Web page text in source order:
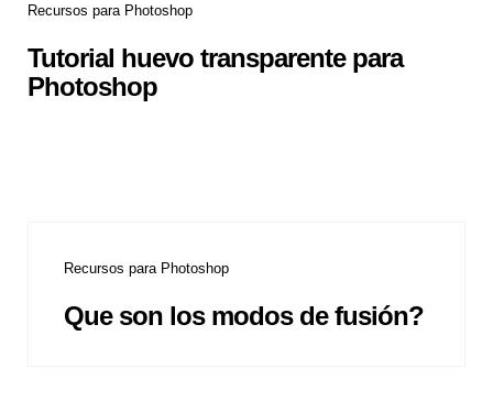
Recursos para Photoshop
Tutorial huevo transparente para
Photoshop
Recursos para Photoshop
Que son los modos de fusión?